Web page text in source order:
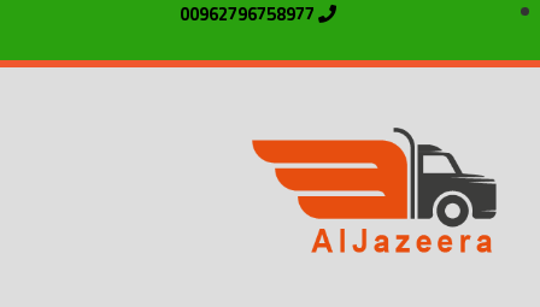
00962796758977